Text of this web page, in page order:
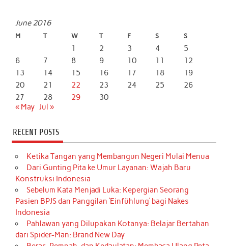
June 2016
M T W T F S S
1 2 3 4
5
6
7 8 9 10 11
12
13
14 15 16 17 18
19
20
21 22 23 24 25
26
27
28 29
30
« May Jul »
RECENT POSTS
Ketika Tangan yang Membangun Negeri Mulai Menua
Dari Gunting Pita ke Umur Layanan: Wajah Baru
Konstruksi Indonesia
Sebelum Kata Menjadi Luka: Kepergian Seorang
Pasien BPJS dan Panggilan ‘Einfühlung’ bagi Nakes
Indonesia
Pahlawan yang Dilupakan Kotanya: Belajar Bertahan
dari Spider-Man: Brand New Day